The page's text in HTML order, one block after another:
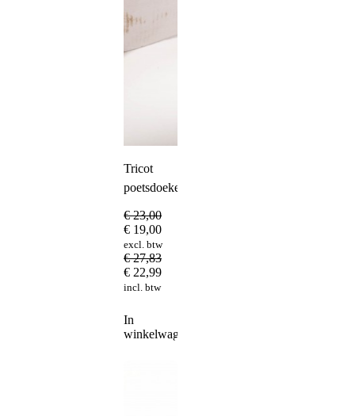
Tricot
poetsdoeken
€23,00
€ 19,00
excl. btw
€27,83
€ 22,99
incl. btw
In
winkelwagen